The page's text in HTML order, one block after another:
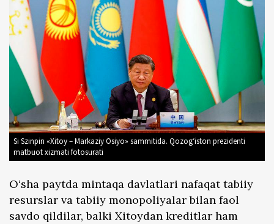
Si Szinpin «Xitoy – Markaziy Osiyo» sammitida. Qozog‘iston prezidenti
matbuot xizmati fotosurati
O‘sha paytda mintaqa davlatlari nafaqat tabiiy
resurslar va tabiiy monopoliyalar bilan faol
savdo qildilar, balki Xitoydan kreditlar ham